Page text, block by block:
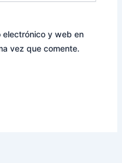
electrónico y web en
vez que comente.